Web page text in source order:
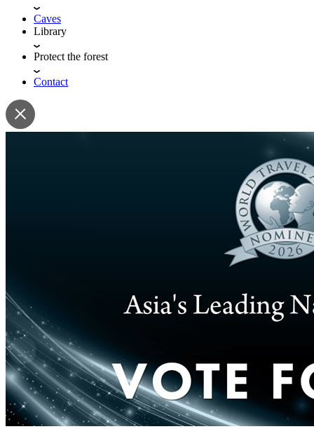
Caves
Library
Protect the forest
Contact